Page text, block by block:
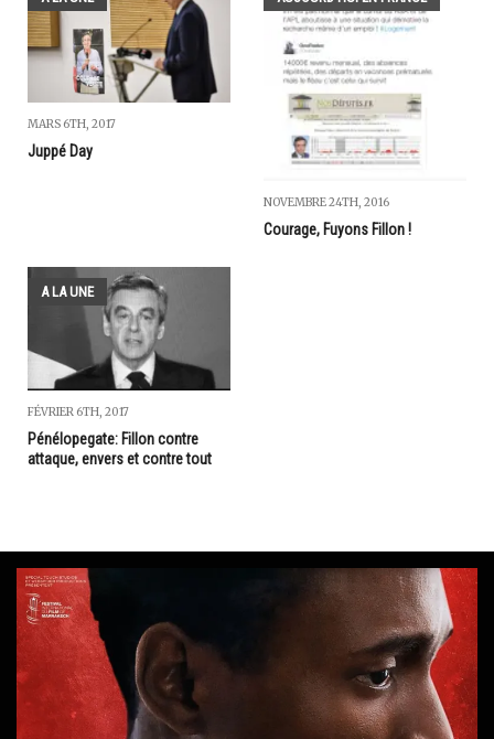
MARS 6TH, 2017
Juppé Day
NOVEMBRE 24TH, 2016
Courage, Fuyons Fillon !
A LA UNE
FÉVRIER 6TH, 2017
Pénélopegate: Fillon contre
attaque, envers et contre tout